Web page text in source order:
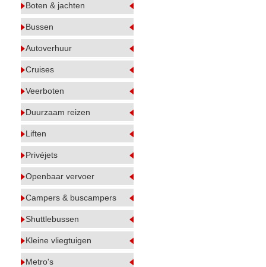
Boten & jachten
Bussen
Autoverhuur
Cruises
Veerboten
Duurzaam reizen
Liften
Privéjets
Openbaar vervoer
Campers & buscampers
Shuttlebussen
Kleine vliegtuigen
Metro's